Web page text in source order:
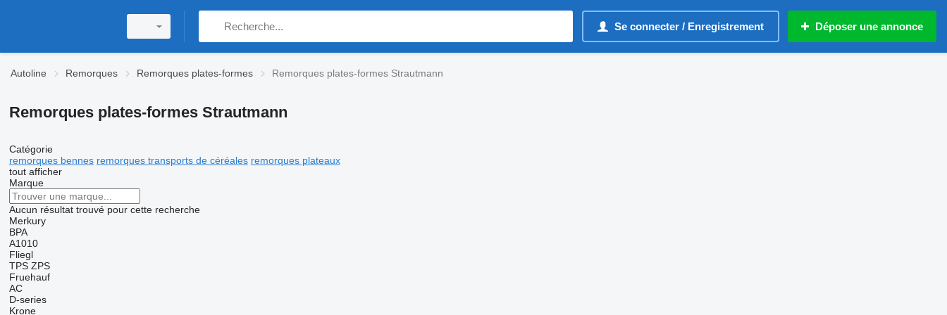
Se connecter / Enregistrement Déposer une annonce
Autoline Remorques Remorques plates-formes Remorques plates-formes Strautmann
Remorques plates-formes Strautmann
Catégorie
remorques bennes remorques transports de céréales remorques plateaux
tout afficher
Marque
Aucun résultat trouvé pour cette recherche
Merkury
BPA
A1010
Fliegl
TPS ZPS
Fruehauf
AC
D-series
Krone